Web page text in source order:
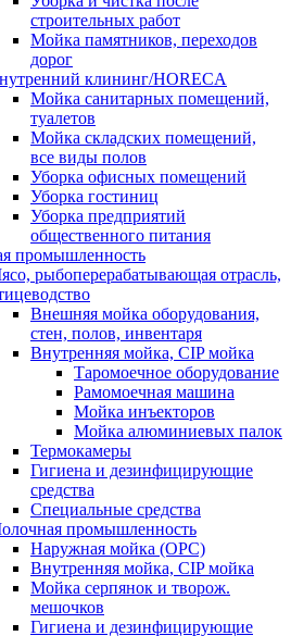
строительных работ
Мойка памятников, переходов
дорог
клининг/HORECA
Мойка санитарных помещений,
туалетов
Мойка складских помещений,
все виды полов
Уборка офисных помещений
Уборка гостиниц
Уборка предприятий
общественного питания
промышленность
рыбоперерабатывающая отрасль,
Внешняя мойка оборудования,
стен, полов, инвентаря
Внутренняя мойка, CIP мойка
Таромоечное оборудование
Рамомоечная машина
Мойка инъекторов
Мойка алюминиевых палок
Термокамеры
Гигиена и дезинфицирующие
средства
Специальные средства
промышленность
Наружная мойка (ОРС)
Внутренняя мойка, CIP мойка
Мойка серпянок и творож.
мешочков
Гигиена и дезинфицирующие